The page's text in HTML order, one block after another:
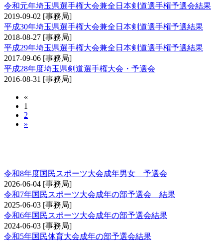
令和元年埼玉県選手権大会兼全日本剣道選手権予選会結果
2019-09-02 [事務局]
平成30年埼玉県選手権大会兼全日本剣道選手権予選結果
2018-08-27 [事務局]
平成29年埼玉県選手権大会兼全日本剣道選手権予選結果
2017-09-06 [事務局]
平成28年度埼玉県剣道選手権大会・予選会
2016-08-31 [事務局]
«
1
2
»
令和8年度国民スポーツ大会成年男女 予選会
2026-06-04 [事務局]
令和7年国民スポーツ大会成年の部予選会 結果
2025-06-03 [事務局]
令和6年国民スポーツ大会成年の部予選会結果
2024-06-03 [事務局]
令和5年国民体育大会成年の部予選会結果